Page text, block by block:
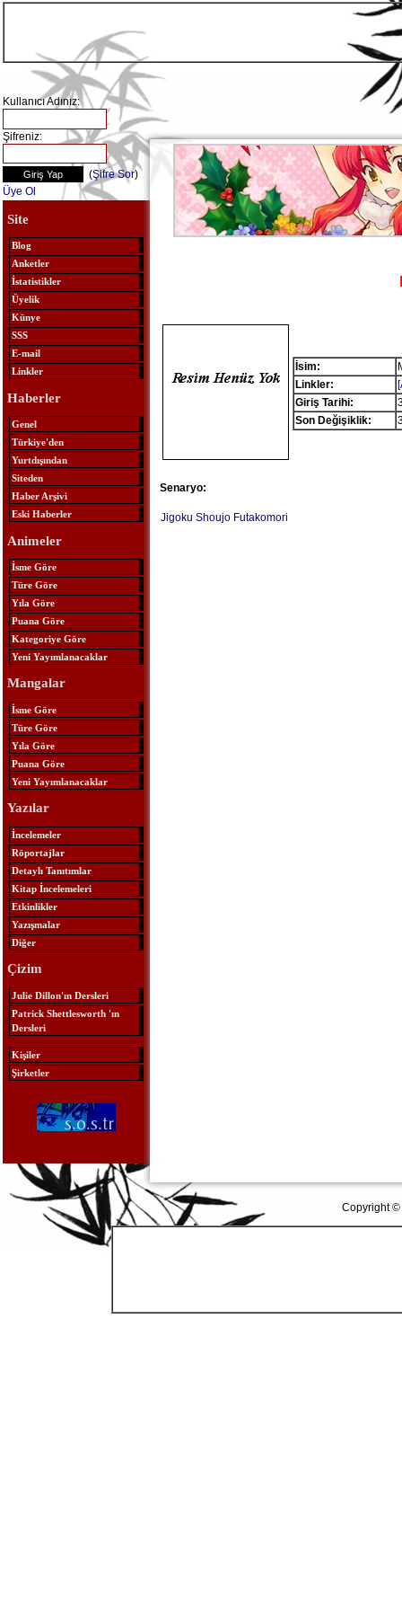
Kullanıcı Adınız:
Şifreniz:
(Şifre Sor)
Üye Ol
Site
Blog
Anketler
İstatistikler
Üyelik
Künye
SSS
E-mail
Linkler
Haberler
Genel
Türkiye'den
Yurtdışından
Siteden
Haber Arşivi
Eski Haberler
Animeler
İsme Göre
Türe Göre
Yıla Göre
Puana Göre
Kategoriye Göre
Yeni Yayımlanacaklar
Mangalar
İsme Göre
Türe Göre
Yıla Göre
Puana Göre
Yeni Yayımlanacaklar
Yazılar
İncelemeler
Röportajlar
Detaylı Tanıtımlar
Kitap İncelemeleri
Etkinlikler
Yazışmalar
Diğer
Çizim
Julie Dillon'ın Dersleri
Patrick Shettlesworth 'ın
Dersleri
Kişiler
Şirketler
İsim:
Linkler:
Giriş Tarihi:
Son Değişiklik:
Senaryo:
Jigoku Shoujo Futakomori
Copyright ©